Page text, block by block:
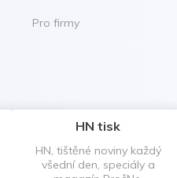
Pro firmy
HN tisk
HN, tištěné noviny každý
všední den, speciály a